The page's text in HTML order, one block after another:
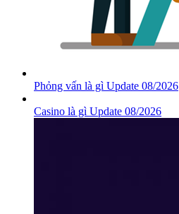
Phỏng vấn là gì Update 08/2026
Casino là gì Update 08/2026